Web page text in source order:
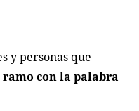
y personas que
con la palabra